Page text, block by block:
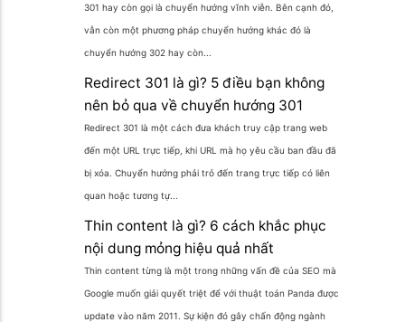
301 hay còn gọi là chuyển hướng vĩnh viễn. Bên cạnh đó,
vẫn còn một phương pháp chuyển hướng khác đó là
chuyển hướng 302 hay còn...
Redirect 301 là gì? 5 điều bạn không
nên bỏ qua về chuyển hướng 301
Redirect 301 là một cách đưa khách truy cập trang web
đến một URL trực tiếp, khi URL mà họ yêu cầu ban đầu đã
bị xóa. Chuyển hướng phải trỏ đến trang trực tiếp có liên
quan hoặc tương tự...
Thin content là gì? 6 cách khắc phục
nội dung mỏng hiệu quả nhất
Thin content từng là một trong những vấn đề của SEO mà
Google muốn giải quyết triệt để với thuật toán Panda được
update vào năm 2011. Sự kiện đó gây chấn động ngành